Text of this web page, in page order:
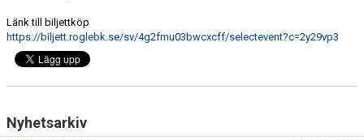
Länk till biljettköp
https://biljett.roglebk.se/sv/4g2fmu03bwcxcff/selectevent?c=2y29vp3
Nyhetsarkiv